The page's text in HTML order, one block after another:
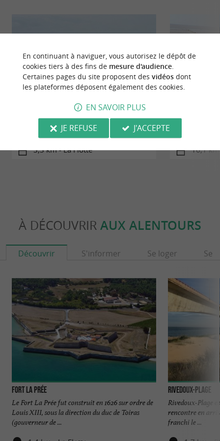
La Flotte en Ré : l'abbaye des
Châteliers
3,3 km - La Flotte 16,1 km
À DÉCOUVRIR AUX ALENTOURS
Découvrir S'informer Se loger Se
Fort La Prée
Le Fort La Prée fut construit en 1626 sur ordre de
Louis XIII, sous la direction du duc de Toiras
(gouverneur de ...
Rivedoux-Plage
Rivedoux-Plage
rencontre en
franchi le ...
En continuant à naviguer, vous autorisez le dépôt de
cookies tiers à des fins de mesure d'audience.
Certaines pages du site proposent des vidéosdont
les plateformes déposent également des cookies.
EN SAVOIR PLUS
JE REFUSE
J'ACCEPTE